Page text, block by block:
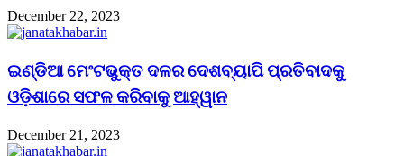
December 22, 2023
ଇଣ୍ଡିଆ ମେଂଟଭୁକ୍ତ ଦଳର ଦେଶବ୍ୟାପି ପ୍ରତିବାଦକୁ
ଓଡ଼ିଶାରେ ସଫଳ କରିବାକୁ ଆହ୍ୱାନ
December 21, 2023